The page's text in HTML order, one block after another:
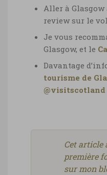
Aller à Glasgow
review sur le
Je vous
Glasgow, et le
Davantage
tourisme de
@visitscotland
Cet article
première
sur mon